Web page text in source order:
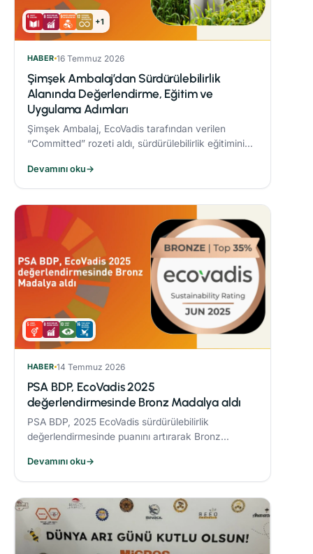
+1
HABER 16 Temmuz 2026
Şimşek Ambalaj’dan Sürdürülebilirlik
Alanında Değerlendirme, Eğitim ve
Uygulama Adımları
Şimşek Ambalaj, EcoVadis tarafından verilen
“Committed” rozeti aldı, sürdürülebilirlik eğitimini
Responsible® Faz-1 sürecini tamamlayarak
ambalaj sektöründe bir ilke imza attı.
Devamını oku→
HABER 14 Temmuz 2026
PSA BDP, EcoVadis 2025
değerlendirmesinde Bronz Madalya aldı
PSA BDP, 2025 EcoVadis sürdürülebilirlik
değerlendirmesinde puanını artırarak Bronz
seviyesine yükseldi ve karbon yönetiminde
‘Leader’ kategorisine yerleşti.
Devamını oku→